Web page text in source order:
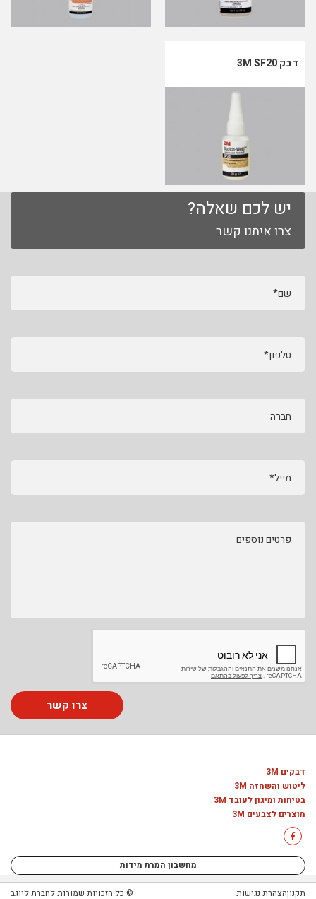
דבק 3M SF20
יש לכם שאלה?
צרו איתנו קשר
שם*
טלפון*
חברה
מייל*
פרטים נוספים
צרו קשר
דבקים 3M
ליטוש והשחזה 3M
בטיחות ומיגון לעובד 3M
מוצרים לצבעים 3M
מחשבון המרת מידות
תקנוןהצהרת נגישות © כל הזכויות שמורות לחברת ליוגב